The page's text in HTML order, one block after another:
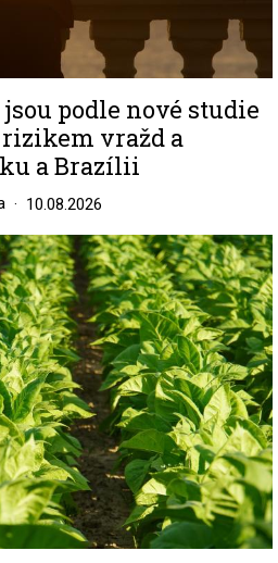
podle nové studie
vražd a
a Brazílii
10.08.2026